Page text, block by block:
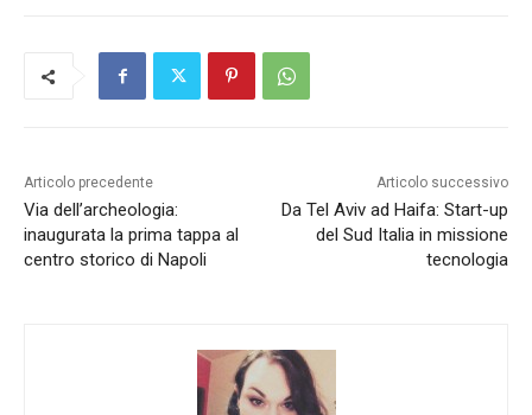
Articolo precedente
Via dell’archeologia:
inaugurata la prima tappa al
centro storico di Napoli
Articolo successivo
Da Tel Aviv ad Haifa: Start-up
del Sud Italia in missione
tecnologia